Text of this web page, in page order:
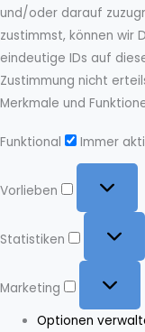
und/oder darauf
zustimmst, können wir
eindeutige IDs auf
Zustimmung nicht
Merkmale und
Funktional
Immer
Vorlieben
Statistiken
Marketing
Optionen